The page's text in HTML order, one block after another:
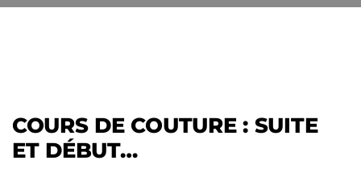
COURS DE COUTURE : SUITE
ET DÉBUT…